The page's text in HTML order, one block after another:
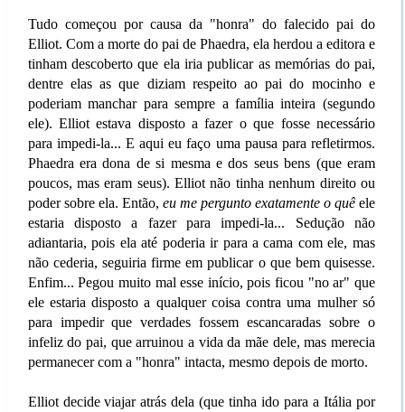
Tudo começou por causa da "honra" do falecido pai do
Elliot. Com a morte do pai de Phaedra, ela herdou a editora e
tinham descoberto que ela iria publicar as memórias do pai,
dentre elas as que diziam respeito ao pai do mocinho e
poderiam manchar para sempre a família inteira (segundo
ele). Elliot estava disposto a fazer o que fosse necessário
para impedi-la... E aqui eu faço uma pausa para refletirmos.
Phaedra era dona de si mesma e dos seus bens (que eram
poucos, mas eram seus). Elliot não tinha nenhum direito ou
poder sobre ela. Então, eu me pergunto exatamente o quêele
estaria disposto a fazer para impedi-la... Sedução não
adiantaria, pois ela até poderia ir para a cama com ele, mas
não cederia, seguiria firme em publicar o que bem quisesse.
Enfim... Pegou muito mal esse início, pois ficou "no ar" que
ele estaria disposto a qualquer coisa contra uma mulher só
para impedir que verdades fossem escancaradas sobre o
infeliz do pai, que arruinou a vida da mãe dele, mas merecia
permanecer com a "honra" intacta, mesmo depois de morto.
Elliot decide viajar atrás dela (que tinha ido para a Itália por